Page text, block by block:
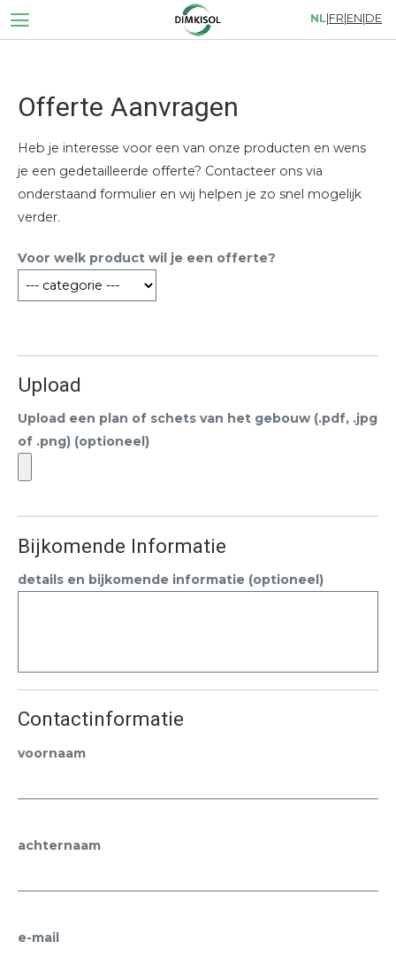
NL|FR|EN|DE
Offerte Aanvragen
Heb je interesse voor een van onze producten en wens
je een gedetailleerde offerte? Contacteer ons via
onderstaand formulier en wij helpen je zo snel mogelijk
verder.
Voor welk product wil je een offerte?
Upload
Upload een plan of schets van het gebouw (.pdf, .jpg
of .png) (optioneel)
Bijkomende Informatie
details en bijkomende informatie (optioneel)
Contactinformatie
voornaam
achternaam
e-mail